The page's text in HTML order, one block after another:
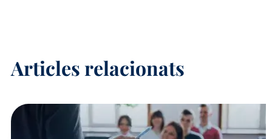
Articles relacionats